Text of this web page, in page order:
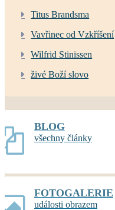
Titus Brandsma
Vavřinec od Vzkříšení
Wilfrid Stinissen
živé Boží slovo
BLOG
všechny články
FOTOGALERIE
události obrazem